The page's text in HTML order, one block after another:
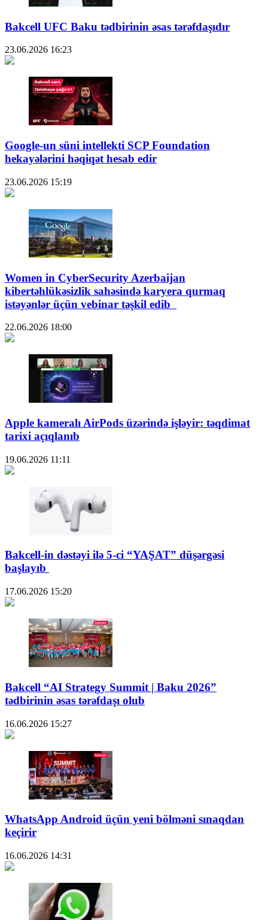
Bakcell UFC Baku tədbirinin əsas tərəfdaşıdır
23.06.2026 16:23
Google-un süni intellekti SCP Foundation
hekayələrini həqiqət hesab edir
23.06.2026 15:19
Women in CyberSecurity Azerbaijan
kibertəhlükəsizlik sahəsində karyera qurmaq
istəyənlər üçün vebinar təşkil edib
22.06.2026 18:00
Apple kameralı AirPods üzərində işləyir: təqdimat
tarixi açıqlanıb
19.06.2026 11:11
Bakcell-in dəstəyi ilə 5-ci “YAŞAT” düşərgəsi
başlayıb
17.06.2026 15:20
Bakcell “AI Strategy Summit | Baku 2026”
tədbirinin əsas tərəfdaşı olub
16.06.2026 15:27
WhatsApp Android üçün yeni bölməni sınaqdan
keçirir
16.06.2026 14:31